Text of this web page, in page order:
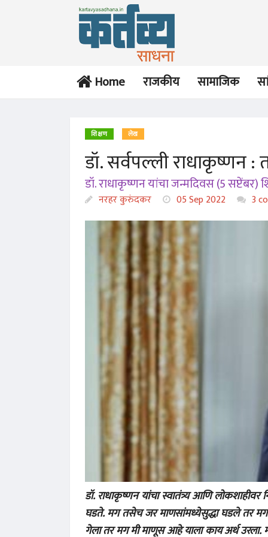
Home राजकीय सामाजिक
शिक्षण लेख
डॉ. सर्वपल्ली राधाकृष्णन :
डॉ. राधाकृष्णन यांचा जन्मदिवस (5 सप्टेंबर)
नरहर कुरुंदकर 05 Sep 2022 3
डॉ. राधाकृष्णन यांचा स्वातंत्र्य आणि लोकशाहीवर
घडते. मग तसेच जर माणसांमध्येसुद्धा घडले तर
गेला तर मग मी माणूस आहे याला काय अर्थ